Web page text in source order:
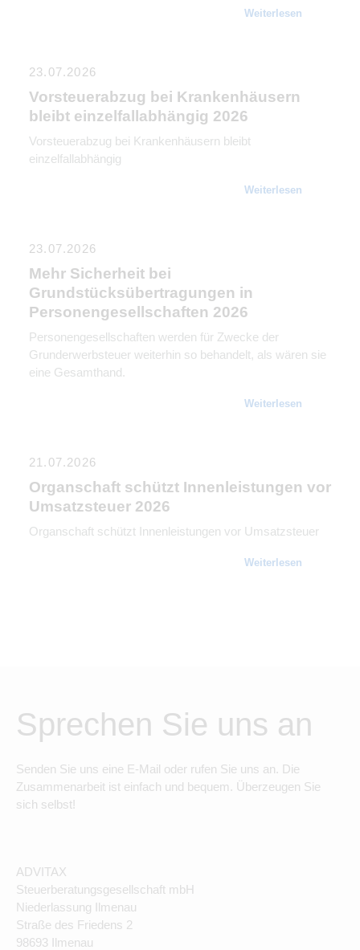
Weiterlesen
23.07.2026
Vorsteuerabzug bei Krankenhäusern
bleibt einzelfallabhängig 2026
Vorsteuerabzug bei Krankenhäusern bleibt
einzelfallabhängig
Weiterlesen
23.07.2026
Mehr Sicherheit bei
Grundstücksübertragungen in
Personengesellschaften 2026
Personengesellschaften werden für Zwecke der
Grunderwerbsteuer weiterhin so behandelt, als wären sie
eine Gesamthand.
Weiterlesen
21.07.2026
Organschaft schützt Innenleistungen vor
Umsatzsteuer 2026
Organschaft schützt Innenleistungen vor Umsatzsteuer
Weiterlesen
Sprechen Sie uns an
Senden Sie uns eine E-Mail oder rufen Sie uns an. Die
Zusammenarbeit ist einfach und bequem. Überzeugen Sie
sich selbst!
ADVITAX
Steuerberatungsgesellschaft mbH
Niederlassung Ilmenau
Straße des Friedens 2
98693 Ilmenau